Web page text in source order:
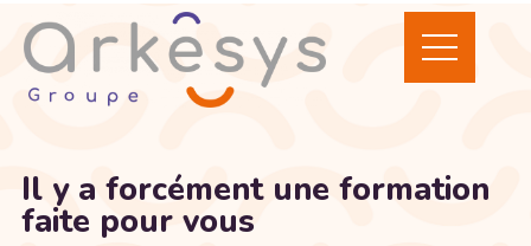
Il y a forcément une formation
faite pour vous